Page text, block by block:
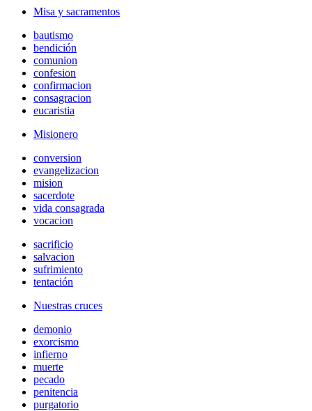
Misa y sacramentos
bautismo
bendición
comunion
confesion
confirmacion
consagracion
eucaristia
Misionero
conversion
evangelizacion
mision
sacerdote
vida consagrada
vocacion
sacrificio
salvacion
sufrimiento
tentación
Nuestras cruces
demonio
exorcismo
infierno
muerte
pecado
penitencia
purgatorio